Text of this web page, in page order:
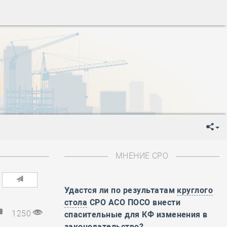
День Государственного флага Российской Федерации
-День знаний
День сотрудника органов внутренних дел РФ
День полного освобождения Ленинграда от фашистской
Весны и Труда
Победы!
День Государственного флага Российской Федерации
День сотрудника органов внутренних дел РФ
День полного освобождения Ленинграда от фашистской
Весны и Труда
1250
МНЕНИЕ СРО
Удастся ли по результатам круглого
стола СРО АСО ПОСО внести
спасительные для КФ изменения в